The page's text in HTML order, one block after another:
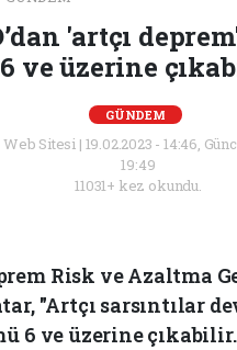
'artçı
ve üzerine
GÜNDEM
Sitesi | 19.02.2023 - 14:46,
19:49
11031+ kez okundu.
Risk ve Azaltma
"Artçı sarsıntılar
6 ve üzerine